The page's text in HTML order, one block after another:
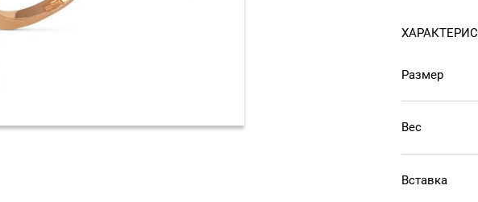
Размер
Вес
Вставка